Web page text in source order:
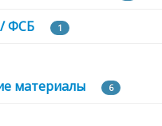
ФСБ 1
материалы 6